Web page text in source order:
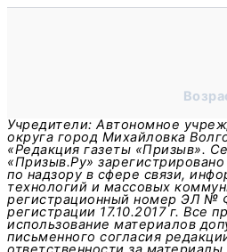
Учредители: Автономное
округа город Михайловка
«Редакция газеты «Призыв».
«Призыв.Ру»
по надзору в сфере связи,
технологий и массовых
регистрационный номер ЭЛ №
регистрации 17.10.2017 г. Все
использование материалов
письменного согласия